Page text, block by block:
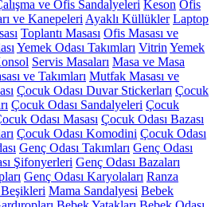
ve Ofis Sandalyeleri Keson Ofis
ve Kanepeleri Ayaklı Küllükler Laptop
Toplantı Masası Ofis Masası ve
Yemek Odası Takımları Vitrin Yemek
Servis Masaları Masa ve Masa
ve Takımları Mutfak Masası ve
Çocuk Odası Duvar Stickerları Çocuk
Çocuk Odası Sandalyeleri Çocuk
Odası Masası Çocuk Odası Bazası
Çocuk Odası Komodini Çocuk Odası
Genç Odası Takımları Genç Odası
Şifonyerleri Genç Odası Bazaları
Genç Odası Karyolaları Ranza
Mama Sandalyesi Bebek